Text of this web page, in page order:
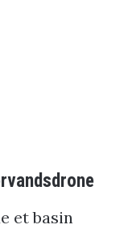
et basin